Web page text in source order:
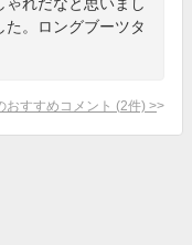
。ロングブーツタ
おすすめコメント (2件) >